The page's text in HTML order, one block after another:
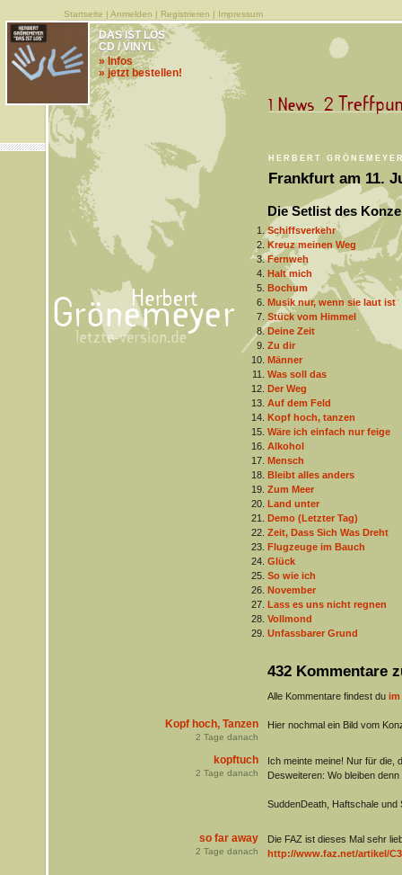
Startseite | Anmelden | Registrieren | Impressum
HERBERT
Frankfurt am 11.
DAS IST LOS
CD / VINYL
» Infos
» jetzt bestellen!
Die Setlist des
Schiffsverkehr
Kreuz meinen Weg
Fernweh
Halt mich
Bochum
Musik nur, wenn sie laut ist
Stück vom Himmel
Deine Zeit
Zu dir
Männer
Was soll das
Der Weg
Auf dem Feld
Kopf hoch, tanzen
Wäre ich einfach nur feige
Alkohol
Mensch
Bleibt alles anders
Zum Meer
Land unter
Demo (Letzter Tag)
Zeit, Dass Sich Was Dreht
Flugzeuge im Bauch
Glück
So wie ich
November
Lass es uns nicht regnen
Vollmond
Unfassbarer Grund
432 Kommentare
Alle Kommentare findest du im
Kopf hoch, Tanzen
2 Tage danach
Hier nochmal ein Bild vom
kopftuch
2 Tage danach
Ich meinte meine! Nur für die,
Desweiteren: Wo bleiben
SuddenDeath, Haftschale und
so far away
2 Tage danach
Die FAZ ist dieses Mal sehr
http://www.faz.net/artikel/